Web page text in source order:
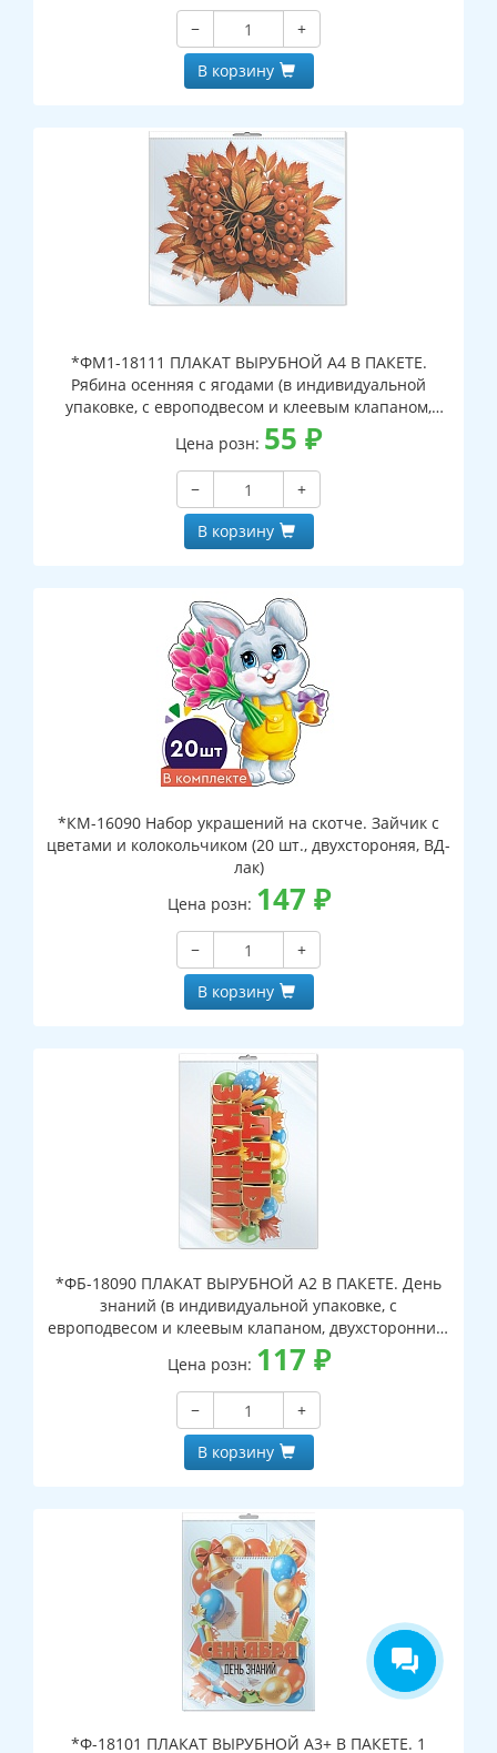
−
+
В корзину
*ФМ1-18111 ПЛАКАТ ВЫРУБНОЙ А4 В ПАКЕТЕ.
Рябина осенняя с ягодами (в индивидуальной
упаковке, с европодвесом и клеевым клапаном,
двухсторонний, ВД-лак)
Цена розн: 55 ₽
−
+
В корзину
*КМ-16090 Набор украшений на скотче. Зайчик с
цветами и колокольчиком (20 шт., двухстороняя, ВД-
лак)
Цена розн: 147 ₽
−
+
В корзину
*ФБ-18090 ПЛАКАТ ВЫРУБНОЙ А2 В ПАКЕТЕ. День
знаний (в индивидуальной упаковке, с
европодвесом и клеевым клапаном, двухсторонний,
ВД-лак)
Цена розн: 117 ₽
−
+
В корзину
*Ф-18101 ПЛАКАТ ВЫРУБНОЙ А3+ В ПАКЕТЕ. 1